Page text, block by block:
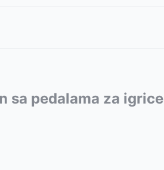
sa pedalama za igrice